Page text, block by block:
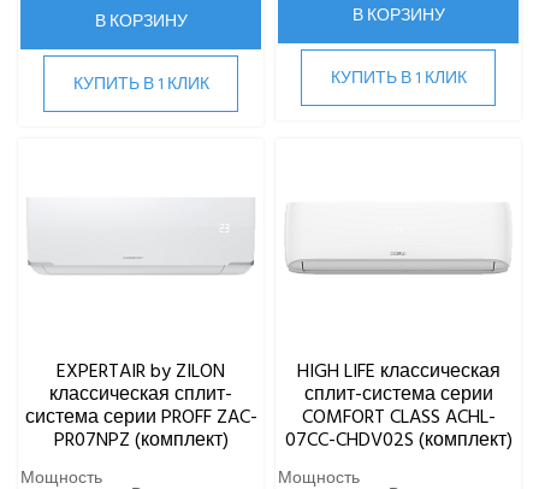
В КОРЗИНУ
КУПИТЬ В 1 КЛИК
В КОРЗИНУ
КУПИТЬ В 1 КЛИК
EXPERTAIR by ZILON
классическая сплит-
система серии PROFF ZAC-
PR07NPZ (комплект)
Мощность
HIGH LIFE классическая
сплит-система серии
COMFORT CLASS ACHL-
07CC-CHDV02S (комплект)
Мощность